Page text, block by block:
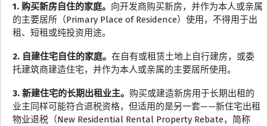
1. 购买新房自住的家庭。 向开发商购买新房，并作为本人或亲属
的主要居所（Primary Place of Residence）使用，不得用于出
租、短租或纯投资用途。
2. 自建住宅自住的家庭。 在自有或租赁土地上自行建房，或委
托建筑商建造住宅，并作为本人或亲属的主要居所使用。
3. 新建住宅的长期出租业主。 购买或建造新房用于长期出租的
业主同样可能符合退税资格，但适用的是另一套——新住宅出租
物业退税（New Residential Rental Property Rebate，简称